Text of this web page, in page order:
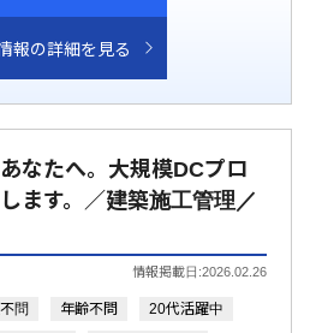
報の詳細を見る
なたへ。大規模DCプロ
ます。／建築施工管理／
情報掲載日:2026.02.26
問 年齢不問
20代活躍中